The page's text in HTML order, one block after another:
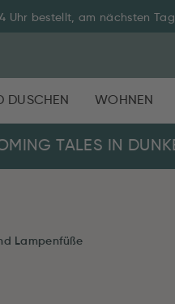
Uhr bestellt, am nächsten
DUSCHEN WOHNEN
TALES IN
Lampenfüße